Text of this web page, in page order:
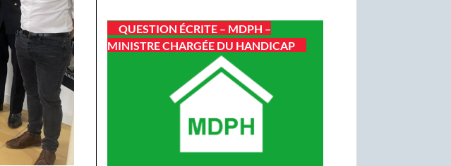
QUESTION ÉCRITE – MDPH –
MINISTRE CHARGÉE DU HANDICAP